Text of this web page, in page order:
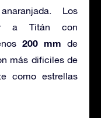
Los
a Titán con
200 mm de
más dificiles de
como estrellas